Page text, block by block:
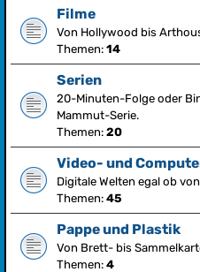
Filme
Von Hollywood bis
Themen: 14
Serien
20-Minuten-Folge oder
Mammut-Serie.
Themen: 20
Video- und
Digitale Welten egal ob
Themen: 45
Pappe und Plastik
Von Brett- bis
Themen: 4